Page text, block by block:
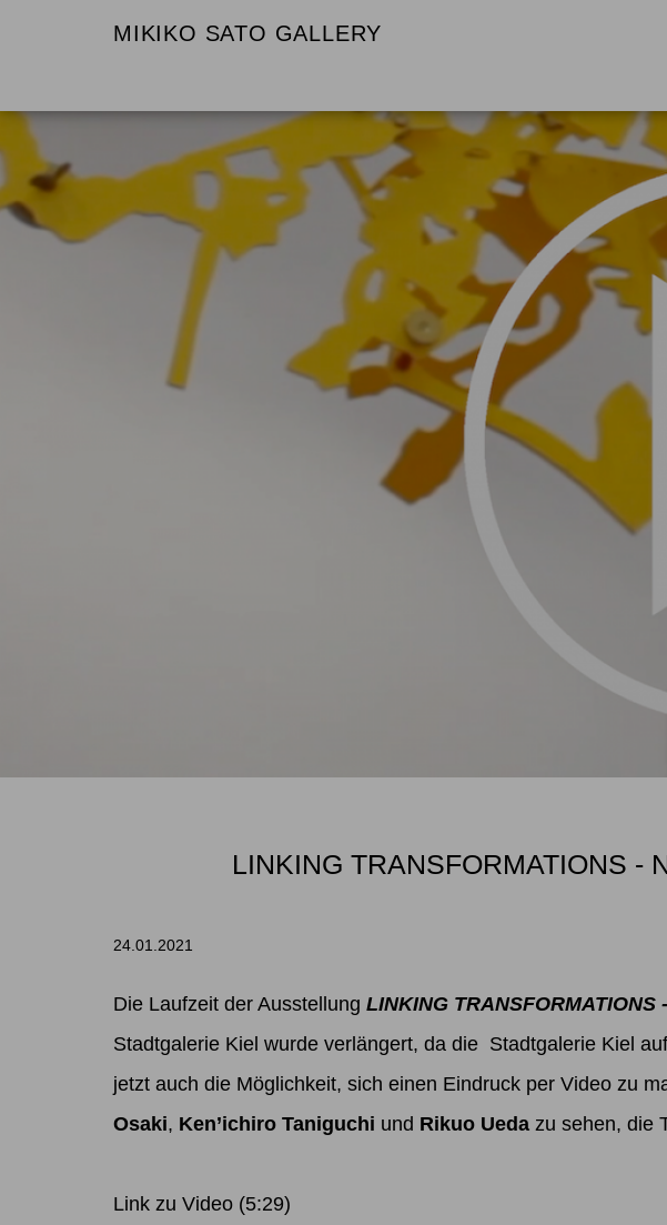
MIKIKO SATO GALLERY
LINKING TRANSFORMATIONS -
24.01.2021
Die Laufzeit der Ausstellung LINKING
Stadtgalerie Kiel wurde verlängert, da die Stadtgalerie Kiel
jetzt auch die Möglichkeit, sich einen Eindruck per Video zu
Osaki, Ken’ichiro Taniguchi und Rikuo Ueda zu sehen, die
Link zu Video (5:29)